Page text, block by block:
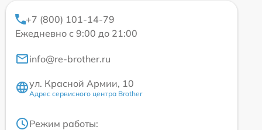
+7 (800) 101-14-79
Ежедневно с 9:00 до 21:00
info@re-brother.ru
ул. Красной Армии, 10
Адрес сервисного центра Brother
Режим работы: